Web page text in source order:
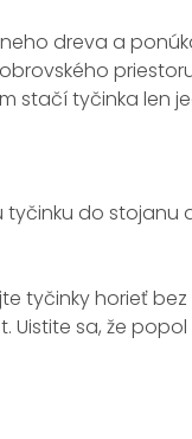
dreva a
stačí tyčinka len
tyčinku do stojanu
tyčinky horieť
Uistite sa, že